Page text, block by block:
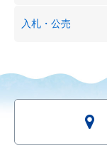
入札・公売